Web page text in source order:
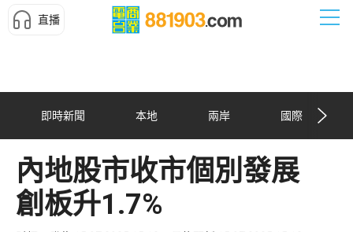
直播
即時新聞 本地 兩岸 國際
內地股市收市個別發展
創板升1.7%